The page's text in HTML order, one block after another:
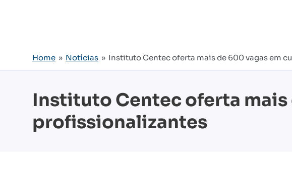
Home » Notícias » Instituto Centec oferta mais de 600 vagas em
Instituto Centec oferta
profissionalizantes